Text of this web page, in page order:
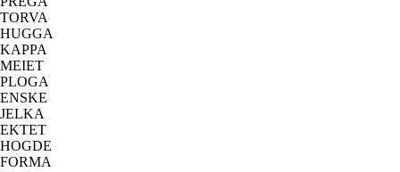
TORVA
HUGGA
KAPPA
MEIET
PLOGA
ENSKE
JELKA
EKTET
HOGDE
FORMA